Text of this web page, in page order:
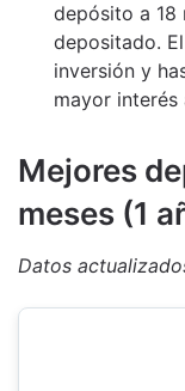
depósito a 18
depositado.
inversión y
mayor interés
Mejores
meses (1
Datos